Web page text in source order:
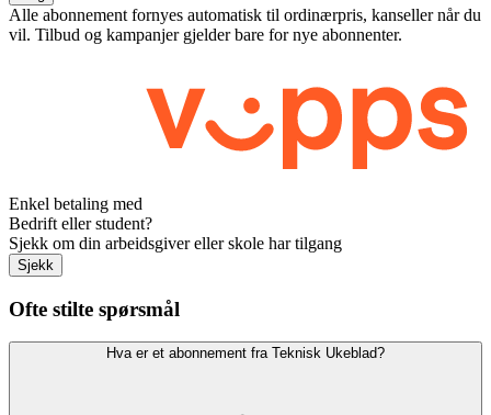
Alle abonnement fornyes automatisk til ordinærpris, kanseller når du
vil. Tilbud og kampanjer gjelder bare for nye abonnenter.
Enkel betaling med
Bedrift eller student?
Sjekk om din arbeidsgiver eller skole har tilgang
Sjekk
Ofte stilte spørsmål
Hva er et abonnement fra Teknisk Ukeblad?